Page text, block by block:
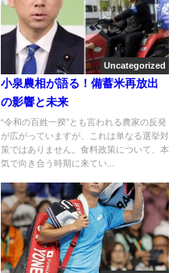
Uncategorized
小泉農相が語る！備蓄米再放出
の影響と未来
“令和の百姓一揆”とも言われる農家の反発
が広がっていますが、これは単なる選挙対
策ではありません。食料政策について、本
気で向き合う時期に来てい...